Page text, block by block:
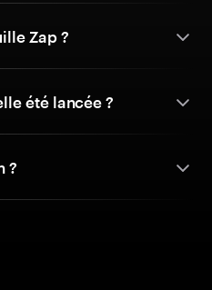
Zap ?
été lancée ?
?